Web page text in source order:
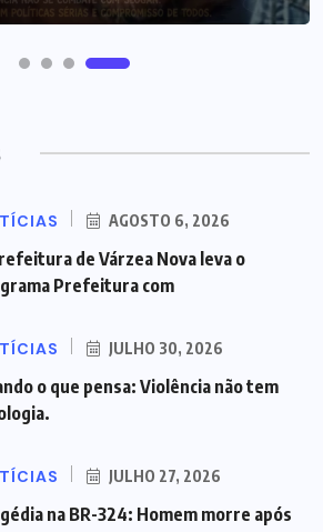
AGOSTO 6, 2026
de Várzea Nova leva o
Prefeitura com
JULHO 30, 2026
o que pensa: Violência não tem
JULHO 27, 2026
na BR-324: Homem morre após